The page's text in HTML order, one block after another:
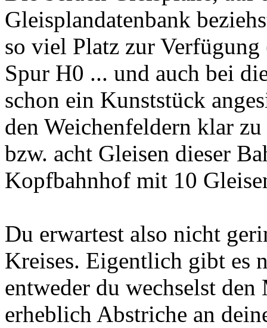
Gleisplandatenbank
so viel Platz zur
Spur H0 ... und auch bei
schon ein Kunststück
den Weichenfeldern klar
bzw. acht Gleisen dieser
Kopfbahnhof mit 10
Du erwartest also nicht
Kreises. Eigentlich gibt es
entweder du wechselst
erheblich Abstriche an